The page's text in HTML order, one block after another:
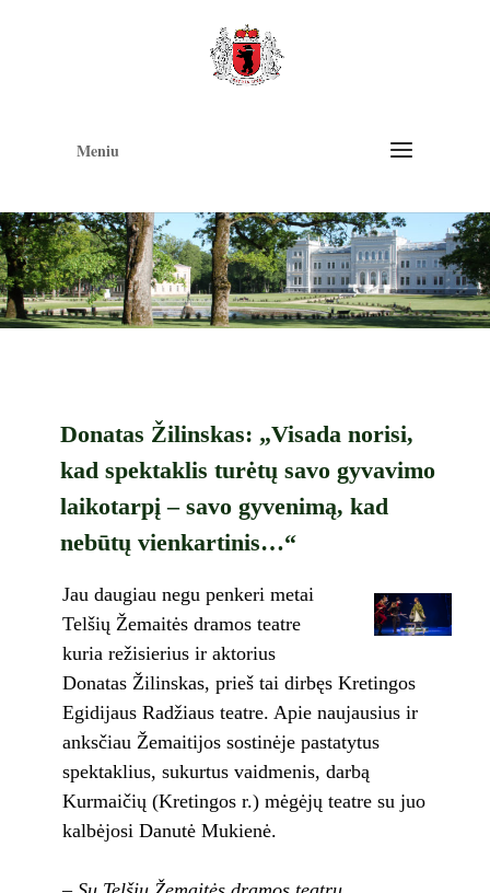
Meniu
Donatas Žilinskas: „Visada norisi,
kad spektaklis turėtų savo gyvavimo
laikotarpį – savo gyvenimą, kad
nebūtų vienkartinis…“
Jau daugiau negu penkeri metai
Telšių Žemaitės dramos teatre
kuria režisierius ir aktorius
Donatas Žilinskas, prieš tai dirbęs Kretingos
Egidijaus Radžiaus teatre. Apie naujausius ir
anksčiau Žemaitijos sostinėje pastatytus
spektaklius, sukurtus vaidmenis, darbą
Kurmaičių (Kretingos r.) mėgėjų teatre su juo
kalbėjosi Danutė Mukienė.